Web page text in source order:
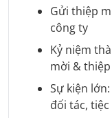
Gửi thiệp
công ty
Kỷ niệm
mời &
Sự kiện
đối tác,